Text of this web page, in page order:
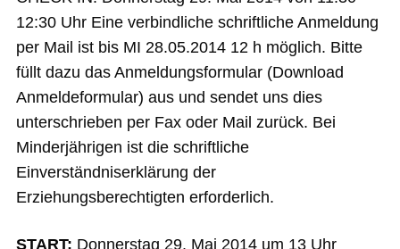
12:30 Uhr Eine verbindliche schriftliche Anmeldung
per Mail ist bis MI 28.05.2014 12 h möglich. Bitte
füllt dazu das Anmeldungsformular (Download
Anmeldeformular) aus und sendet uns dies
unterschrieben per Fax oder Mail zurück. Bei
Minderjährigen ist die schriftliche
Einverständniserklärung der
Erziehungsberechtigten erforderlich.
START: Donnerstag 29. Mai 2014 um 13 Uhr